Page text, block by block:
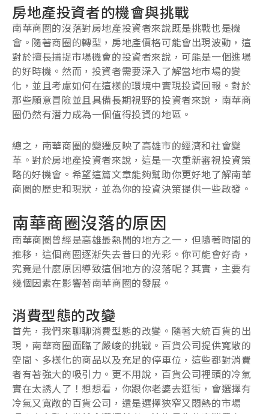
房地產投資者的機會與挑戰
南華商圈的沒落對房地產投資者來說既是挑戰也是機
會。隨著商圈的轉型，房地產價格可能會出現波動，這
對於擅長捕捉市場機會的投資者來說，可能是一個進場
的好時機。然而，投資者需要深入了解當地市場的變
化，並且考慮如何在這樣的環境中實現投資回報。對於
那些願意冒險並且具備長期視野的投資者來說，南華商
圈仍然有潛力成為一個值得投資的地區。
總之，南華商圈的變遷反映了高雄市的經濟和社會變
革。對於房地產投資者來說，這是一次重新審視投資策
略的好機會。希望這篇文章能夠幫助你更好地了解南華
商圈的歷史和現狀，並為你的投資決策提供一些啟發。
南華商圈沒落的原因
南華商圈曾經是高雄最熱鬧的地方之一，但隨著時間的
推移，這個商圈逐漸失去昔日的光彩。你可能會好奇，
究竟是什麼原因導致這個地方的沒落呢？其實，主要有
幾個因素在影響著南華商圈的發展。
消費型態的改變
首先，我們來聊聊消費型態的改變。隨著大統百貨的出
現，南華商圈面臨了嚴峻的挑戰。百貨公司提供寬敞的
空間、多樣化的商品以及充足的停車位，這些都對消費
者有著強大的吸引力。更不用說，百貨公司裡頭的冷氣
實在太誘人了！想想看，你跟你老婆去逛街，會選擇有
冷氣又寬敞的百貨公司，還是選擇狹窄又悶熱的市場